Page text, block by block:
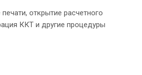
открытие расчетного
ККТ и другие процедуры